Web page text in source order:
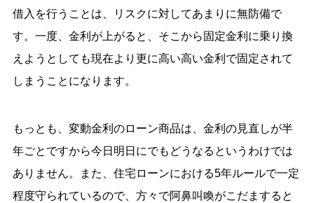
借入を行うことは、リスクに対してあまりに無防備で
す。一度、金利が上がると、そこから固定金利に乗り換
えようとしても現在より更に高い高い金利で固定されて
しまうことになります。
もっとも、変動金利のローン商品は、金利の見直しが半
年ごとですから今日明日にでもどうなるというわけでは
ありません。また、住宅ローンにおける5年ルールで一定
程度守られているので、方々で阿鼻叫喚がこだますると